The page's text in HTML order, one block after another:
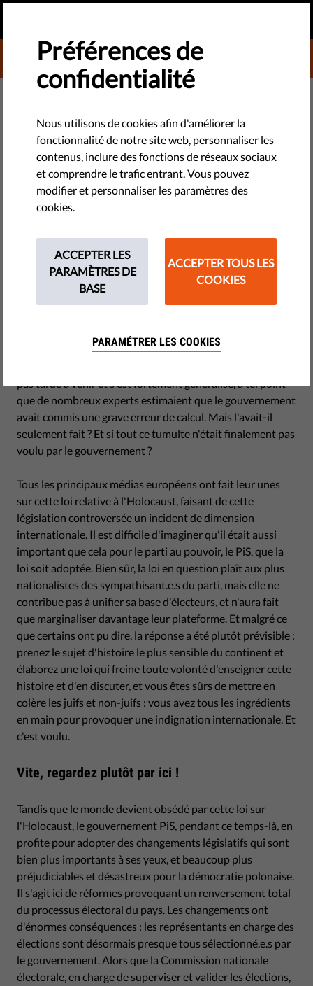
DONATE TO LIBERTIES
TECHNOLOGIES ET DROITS
Oubliez le flash, regardez la
photo dans son ensemble
En Pologne, tandis que l'attention du public était absorbée
par la loi absurde sur l'Holocaust, le gouvernement s'activait
importants, et aux répercussions désastreuses pour l'état de
by Jonathan Day
décembre 04, 2018
En 2018, lorsque la Pologne a adopté une loi punissant
toute personne suggérant que le pays avait collaboré avec
pas tardé à venir et s'est fortement généralisé, à tel point
que de nombreux experts estimaient que le gouvernement
avait commis une grave erreur de calcul. Mais l'avait-il
seulement fait ? Et si tout ce tumulte n'était finalement pas
voulu par le gouvernement ?
Tous les principaux médias européens ont fait leur unes
sur cette loi relative à l'Holocaust, faisant de cette
législation controversée un incident de dimension
internationale. Il est difficile d'imaginer qu'il était aussi
important que cela pour le parti au pouvoir, le PiS, que la
loi soit adoptée. Bien sûr, la loi en question plaît aux plus
nationalistes des sympathisant.e.s du parti, mais elle ne
contribue pas à unifier sa base d'électeurs, et n'aura fait
que marginaliser davantage leur plateforme. Et malgré ce
que certains ont pu dire, la réponse a été plutôt prévisible :
prenez le sujet d'histoire le plus sensible du continent et
élaborez une loi qui freine toute volonté d'enseigner cette
histoire et d'en discuter, et vous êtes sûrs de mettre en
colère les juifs et non-juifs : vous avez tous les ingrédients
en main pour provoquer une indignation internationale. Et
c'est voulu.
Vite, regardez plutôt par ici !
Tandis que le monde devient obsédé par cette loi sur
l'Holocaust, le gouvernement PiS, pendant ce temps-là, en
profite pour adopter des changements législatifs qui sont
bien plus importants à ses yeux, et beaucoup plus
préjudiciables et désastreux pour la démocratie polonaise.
Il s'agit ici de réformes provoquant un renversement total
du processus électoral du pays. Les changements ont
d'énormes conséquences : les représentants en charge des
élections sont désormais presque tous sélectionné.e.s par
le gouvernement. Alors que la Commission nationale
électorale, en charge de superviser et valider les élections,
Préférences de
confidentialité
Nous utilisons de cookies afin d'améliorer la
fonctionnalité de notre site web, personnaliser les
contenus, inclure des fonctions de réseaux sociaux
et comprendre le trafic entrant. Vous pouvez
modifier et personnaliser les paramètres des
cookies.
ACCEPTER LES
PARAMÈTRES DE
BASE
ACCEPTER TOUS LES
COOKIES
PARAMÉTRER LES COOKIES